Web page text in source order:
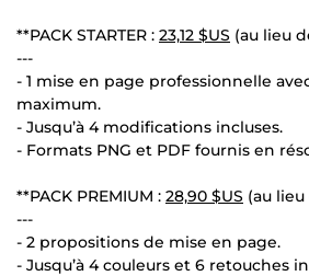
**PACK STARTER : 23,12 $US (au lieu
---
- 1 mise en page professionnelle
maximum.
- Jusqu’à 4 modifications incluses.
- Formats PNG et PDF fournis en
**PACK PREMIUM : 28,90 $US (au lieu
---
- 2 propositions de mise en page.
- Jusqu’à 4 couleurs et 6 retouches